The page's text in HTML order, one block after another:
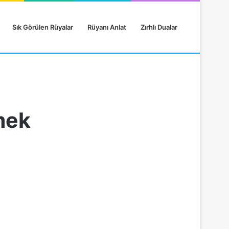
Sık Görülen Rüyalar Rüyanı Anlat Zırhlı Dualar